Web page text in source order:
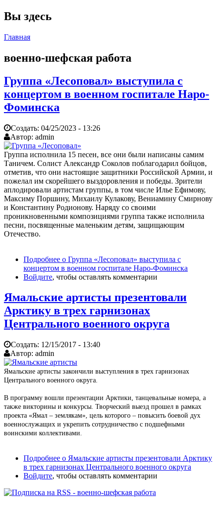
Вы здесь
Главная
военно-шефская работа
Группа «Лесоповал» выступила с
концертом в военном госпитале Наро-
Фоминска
Создать: 04/25/2023 - 13:26
Автор: admin
Группа исполнила 15 песен, все они были написаны самим
Таничем. Солист Александр Соколов поблагодарил бойцов,
отметив, что они настоящие защитники Российской Армии, и
пожелал им скорейшего выздоровления и победы. Зрители
аплодировали артистам группы, в том числе Илье Ефимову,
Максиму Поршину, Михаилу Кулакову, Вениамину Смирнову
и Константину Родионову. Наряду со своими
проникновенными композициями группа также исполнила
песни, посвященные маленьким детям, защищающим
Отечество.
Подробнее о Группа «Лесоповал» выступила с
концертом в военном госпитале Наро-Фоминска
Войдите, чтобы оставлять комментарии
Ямальские артисты презентовали
Арктику в трех гарнизонах
Центрального военного округа
Создать: 12/15/2017 - 13:40
Автор: admin
Ямальские артисты закончили выступления в трех гарнизонах
Центрального военного округа.
В программу вошли презентации Арктики, танцевальные номера, а
также викторины и конкурсы. Творческий выезд прошел в рамках
проекта «Ямал – землякам», цель которого – повысить боевой дух
военнослужащих и укрепить сотрудничество с подшефными
воинскими коллективами.
Подробнее о Ямальские артисты презентовали Арктику
в трех гарнизонах Центрального военного округа
Войдите, чтобы оставлять комментарии